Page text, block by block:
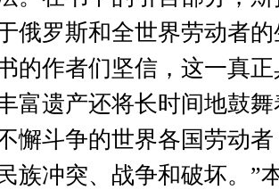
俄罗斯和全世界劳动者
的作者们坚信，这一真
富遗产还将长时间地鼓
懈斗争的世界各国劳动
族冲突、战争和破坏。”